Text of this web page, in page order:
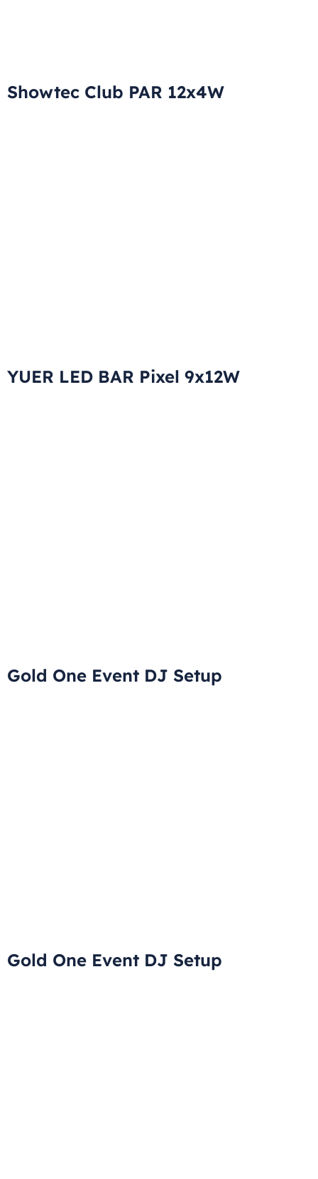
Showtec Club PAR 12x4W
YUER LED BAR Pixel 9x12W
Gold One Event DJ Setup
Gold One Event DJ Setup